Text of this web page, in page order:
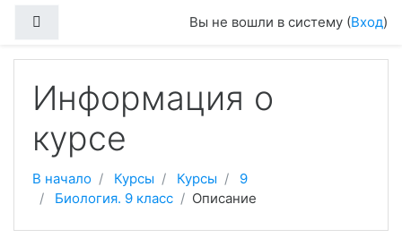
Вы не вошли в систему (Вход)
Информация о
курсе
В начало Курсы Курсы
9
Биология. 9 класс
Описание